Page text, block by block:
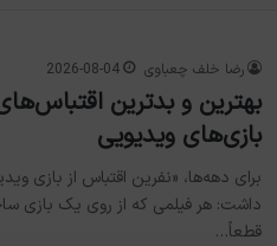
رضا خلف چعباوی 2026-08-04
بهترین و بدترین
بازی‌های ویدیویی
برای دهه‌ها، «نفرین اقتباس از بازی
داشت: هر فیلمی که از روی یک بازی
قطعاً…